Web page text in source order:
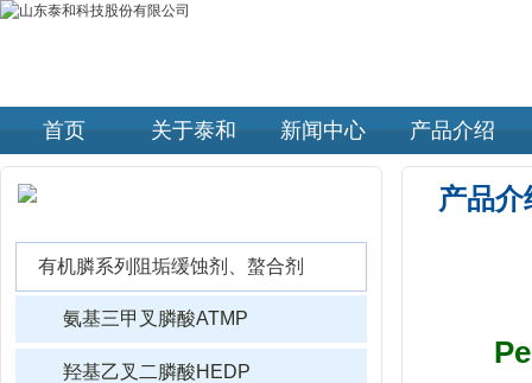
首页 关于泰和 新闻中心 产品介绍
有机膦系列阻垢缓蚀剂、螯合剂
氨基三甲叉膦酸ATMP
羟基乙叉二膦酸HEDP
产品介